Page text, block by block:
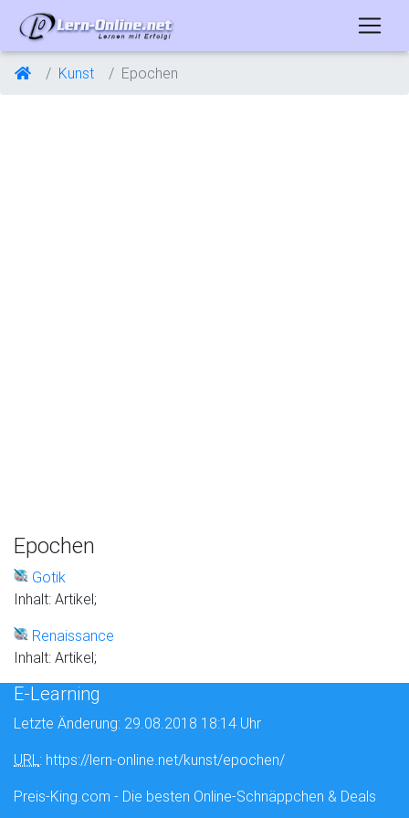
Kunst Epochen
Epochen
Gotik
Inhalt: Artikel;
Renaissance
Inhalt: Artikel;
E-Learning
Letzte Änderung: 29.08.2018 18:14 Uhr
URL: https://lern-online.net/kunst/epochen/
Preis-King.com - Die besten Online-Schnäppchen & Deals